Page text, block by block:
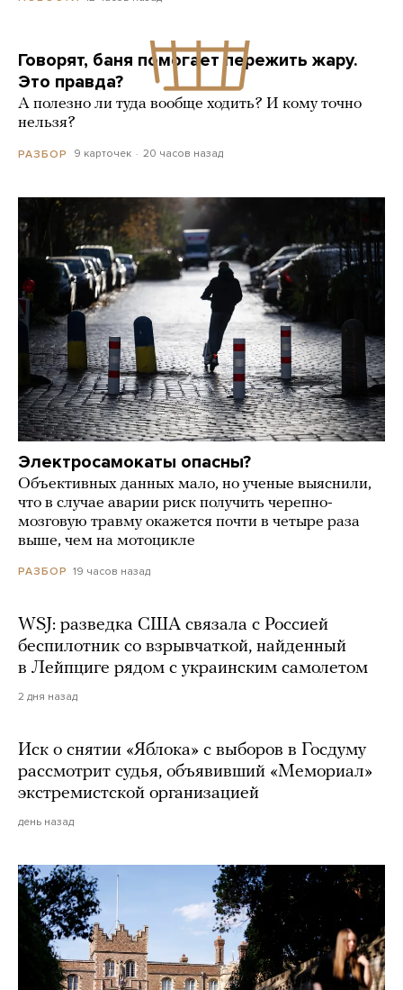
Говорят, баня помогает пережить жару.
Это правда?
А полезно ли туда вообще ходить? И кому точно
нельзя?
РАЗБОР 9 карточек 20 часов назад
Электросамокаты опасны?
Объективных данных мало, но ученые выяснили,
что в случае аварии риск получить черепно-
мозговую травму окажется почти в четыре раза
выше, чем на мотоцикле
РАЗБОР 19 часов назад
WSJ: разведка США связала с Россией
беспилотник со взрывчаткой, найденный
в Лейпциге рядом с украинским самолетом
2 дня назад
Иск о снятии «Яблока» с выборов в Госдуму
рассмотрит судья, объявивший «Мемориал»
экстремистской организацией
день назад